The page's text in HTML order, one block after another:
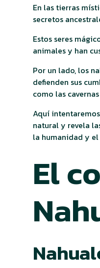
En las tierras
secretos
Estos seres
animales y han
Por un lado, los
defienden sus
como las
Aquí
natural y revela
la humanidad y
El